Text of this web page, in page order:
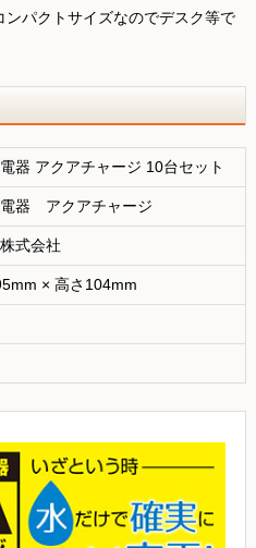
パクトサイズなのでデスク等で
器 アクアチャージ 10台セット
器 アクアチャージ
式会社
× 高さ104mm